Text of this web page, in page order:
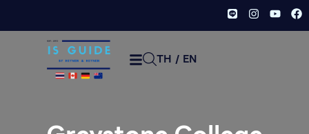
TH / EN